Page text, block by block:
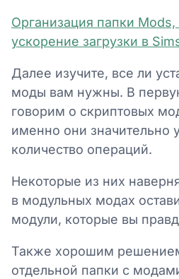
Организация папки
ускорение загрузки в
Далее изучите, все ли
моды вам нужны. В
говорим о скриптовых
именно они значительно
количество операций.
Некоторые из них
в модульных модах
модули, которые вы
Также хорошим
отдельной папки с